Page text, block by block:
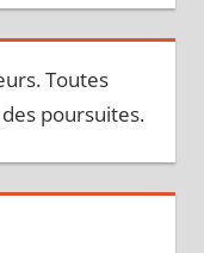
Toutes
poursuites.